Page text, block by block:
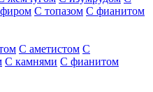
С топазом С фианитом
С аметистом С
С камнями С фианитом